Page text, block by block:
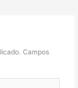
Campos